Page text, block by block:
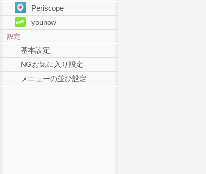
Periscope
younow
設定
基本設定
NGお気に入り設定
メニューの並び設定